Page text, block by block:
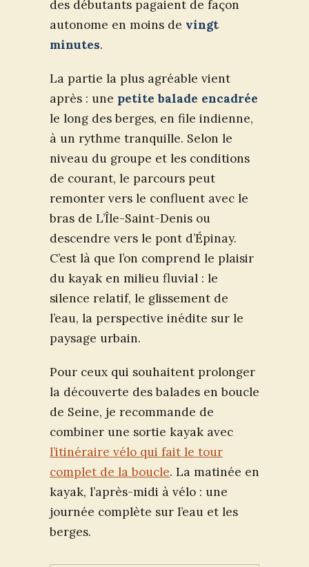
des débutants pagaient de façon
autonome en moins de vingt
minutes.
La partie la plus agréable vient
après : une petite balade encadrée
le long des berges, en file indienne,
à un rythme tranquille. Selon le
niveau du groupe et les conditions
de courant, le parcours peut
remonter vers le confluent avec le
bras de L’Île-Saint-Denis ou
descendre vers le pont d’Épinay.
C’est là que l’on comprend le plaisir
du kayak en milieu fluvial : le
silence relatif, le glissement de
l’eau, la perspective inédite sur le
paysage urbain.
Pour ceux qui souhaitent prolonger
la découverte des balades en boucle
de Seine, je recommande de
combiner une sortie kayak avec
l’itinéraire vélo qui fait le tour
complet de la boucle. La matinée en
kayak, l’après-midi à vélo : une
journée complète sur l’eau et les
berges.